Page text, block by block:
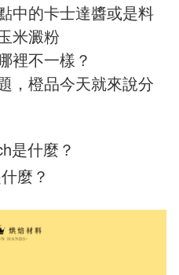
中的卡士達醬或是料
米澱粉
裡不一樣？
，橙品今天就來說分
是什麼？
麼？